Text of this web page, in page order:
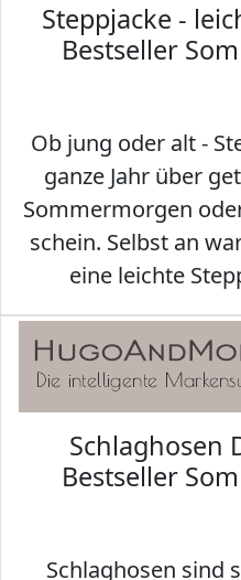
Steppjacke -
Bestseller
Ob jung oder alt -
ganze Jahr über
Sommermorgen
schein. Selbst an
eine leichte
Schlaghosen
Bestseller
Schlaghosen sind